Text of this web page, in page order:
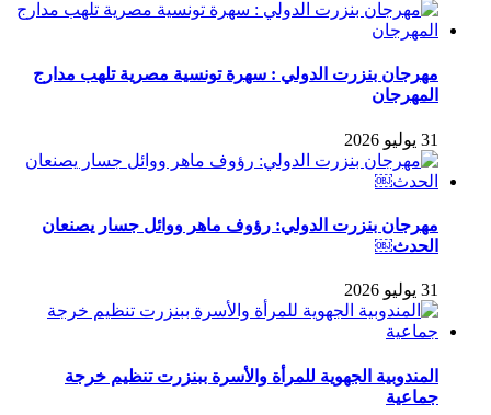
مهرجان بنزرت الدولي : سهرة تونسية مصرية تلهب مدارج
المهرجان
31 يوليو 2026
مهرجان بنزرت الدولي: رؤوف ماهر ووائل جسار يصنعان
الحدث￼
31 يوليو 2026
المندوبية الجهوية للمرأة والأسرة ببنزرت تنظيم خرجة
جماعية